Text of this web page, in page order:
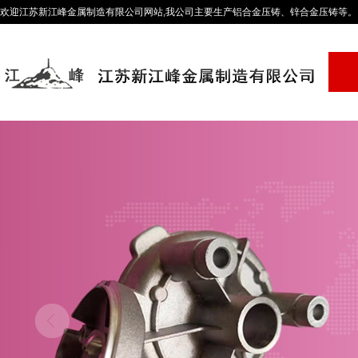
欢迎江苏新江峰金属制造有限公司网站,我公司主要生产铝合金压铸、锌合金压铸等